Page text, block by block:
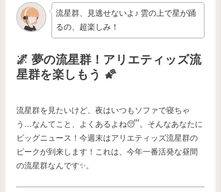
流星群、見逃せないよ♪ 雲の上で星が踊
るの、超楽しみ！
🌌 夢の流星群！アリエティッズ流
星群を楽しもう 🌠
流星群を見たいけど、夜はいつもソファで寝ちゃ
う…なんてこと、よくあるよね😴。そんなあなたに
ビッグニュース！今週末はアリエティッズ流星群の
ピークが到来します！これは、今年一番活発な昼間
の流星群なんです✨。